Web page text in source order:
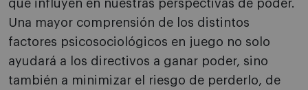
que influyen en nuestras perspectivas de poder.
Una mayor comprensión de los distintos
factores psicosociológicos en juego no solo
ayudará a los directivos a ganar poder, sino
también a minimizar el riesgo de perderlo, de